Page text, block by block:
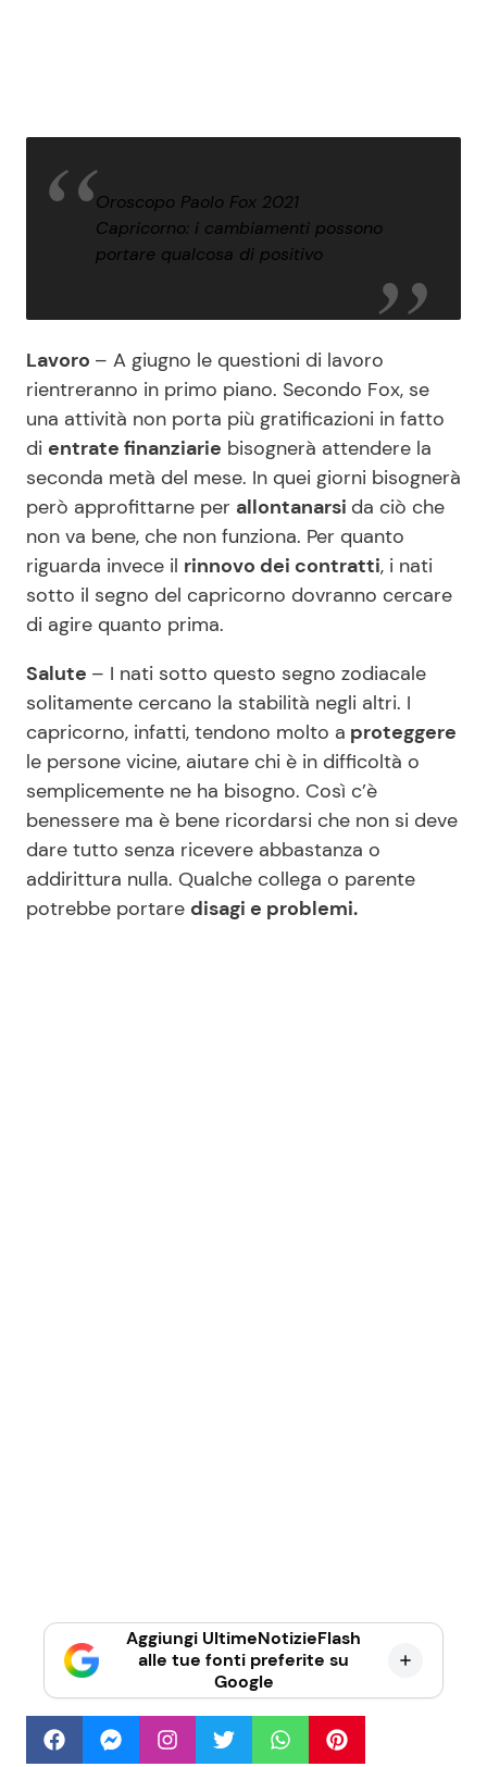
Oroscopo Paolo Fox 2021
Capricorno: i cambiamenti possono
portare qualcosa di positivo
Lavoro – A giugno le questioni di lavoro
rientreranno in primo piano. Secondo Fox, se
una attività non porta più gratificazioni in fatto
di entrate finanziarie bisognerà attendere la
seconda metà del mese. In quei giorni bisognerà
però approfittarne per allontanarsi da ciò che
non va bene, che non funziona. Per quanto
riguarda invece il rinnovo dei contratti, i nati
sotto il segno del capricorno dovranno cercare
di agire quanto prima.
Salute – I nati sotto questo segno zodiacale
solitamente cercano la stabilità negli altri. I
capricorno, infatti, tendono molto a proteggere
le persone vicine, aiutare chi è in difficoltà o
semplicemente ne ha bisogno. Così c’è
benessere ma è bene ricordarsi che non si deve
dare tutto senza ricevere abbastanza o
addirittura nulla. Qualche collega o parente
potrebbe portare disagi e problemi.
Aggiungi UltimeNotizieFlash
alle tue fonti preferite su
Google